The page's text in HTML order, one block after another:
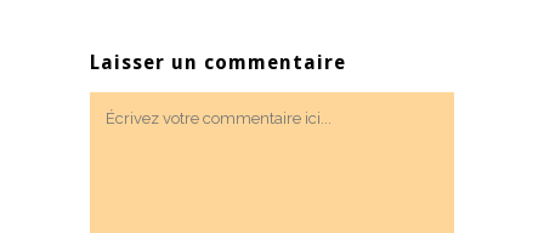
Laisser un commentaire